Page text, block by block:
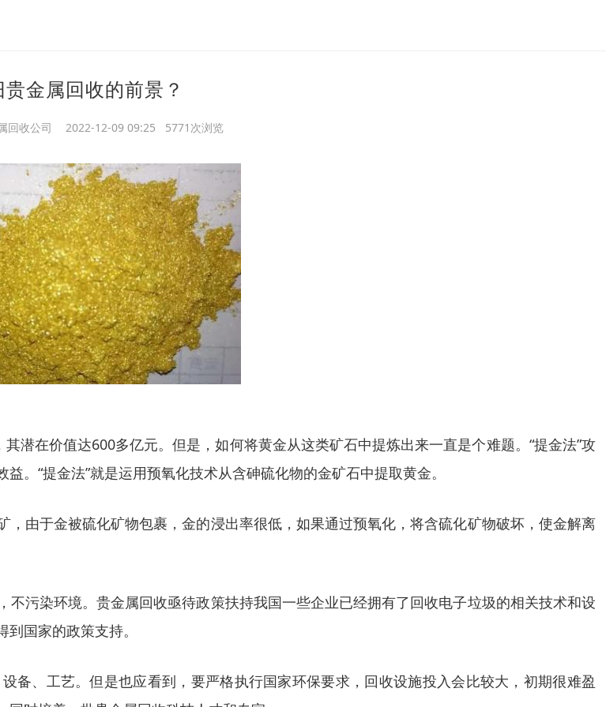
贵金属回收的前景？
回收公司 2022-12-09 09:25 5771次浏览
潜在价值达600多亿元。但是，如何将黄金从这类矿石中提炼出来一直是个难题。“提金法”攻
。“提金法”就是运用预氧化技术从含砷硫化物的金矿石中提取黄金。
由于金被硫化矿物包裹，金的浸出率很低，如果通过预氧化，将含硫化矿物破坏，使金解离
污染环境。贵金属回收亟待政策扶持我国一些企业已经拥有了回收电子垃圾的相关技术和设
国家的政策支持。
备、工艺。但是也应看到，要严格执行国家环保要求，回收设施投入会比较大，初期很难盈